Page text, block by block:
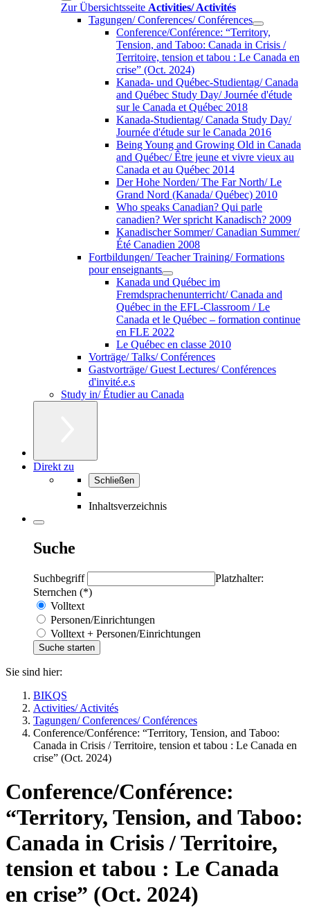
Zur Übersichtsseite Activities/ Activités
Tagungen/ Conferences/ Conférences
Conference/Conférence: “Territory,
Tension, and Taboo: Canada in Crisis /
Territoire, tension et tabou : Le Canada en
crise” (Oct. 2024)
Kanada- und Québec-Studientag/ Canada
and Québec Study Day/ Journée d'étude
sur le Canada et Québec 2018
Kanada-Studientag/ Canada Study Day/
Journée d'étude sur le Canada 2016
Being Young and Growing Old in Canada
and Québec/ Être jeune et vivre vieux au
Canada et au Québec 2014
Der Hohe Norden/ The Far North/ Le
Grand Nord (Kanada/ Québec) 2010
Who speaks Canadian? Qui parle
canadien? Wer spricht Kanadisch? 2009
Kanadischer Sommer/ Canadian Summer/
Été Canadien 2008
Fortbildungen/ Teacher Training/ Formations
pour enseignants
Kanada und Québec im
Fremdsprachenunterricht/ Canada and
Québec in the EFL-Classroom / Le
Canada et le Québec – formation continue
en FLE 2022
Le Québec en classe 2010
Vorträge/ Talks/ Conférences
Gastvorträge/ Guest Lectures/ Conférences
d'invité.e.s
Study in/ Étudier au Canada
Direkt zu
Schließen
Inhaltsverzeichnis
Suche
Suchbegriff
Platzhalter:
Sternchen (*)
Volltext
Personen/Einrichtungen
Volltext + Personen/Einrichtungen
Sie sind hier:
BIKQS
Activities/ Activités
Tagungen/ Conferences/ Conférences
Conference/Conférence: “Territory, Tension, and Taboo:
Canada in Crisis / Territoire, tension et tabou : Le Canada en
crise” (Oct. 2024)
Conference/Conférence:
“Territory, Tension, and Taboo:
Canada in Crisis / Territoire,
tension et tabou : Le Canada
en crise” (Oct. 2024)